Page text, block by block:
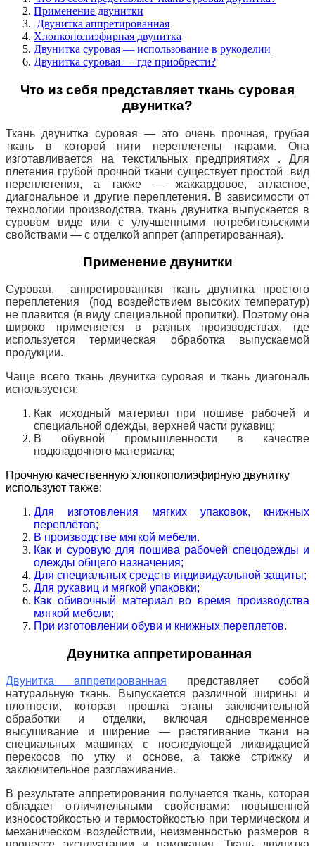
Применение двунитки
Двунитка аппретированная
Хлопкополиэфирная двунитка
Двунитка суровая — использование в рукоделии
Двунитка суровая — где приобрести?
Что из себя представляет ткань суровая
двунитка?
Ткань двунитка суровая — это очень прочная, грубая
ткань в которой нити переплетены парами. Она
изготавливается на текстильных предприятиях . Для
плетения грубой прочной ткани существует простой вид
переплетения, а также — жаккардовое, атласное,
диагональное и другие переплетения. В зависимости от
технологии производства, ткань двунитка выпускается в
суровом виде или с улучшенными потребительскими
свойствами — с отделкой аппрет (аппретированная).
Применение двунитки
Суровая, аппретированная ткань двунитка простого
переплетения (под воздействием высоких температур)
не плавится (в виду специальной пропитки). Поэтому она
широко применяется в разных производствах, где
используется термическая обработка выпускаемой
продукции.
Чаще всего ткань двунитка суровая и ткань диагональ
используется:
Как исходный материал при пошиве рабочей и
специальной одежды, верхней части рукавиц;
В обувной промышленности в качестве
подкладочного материала;
Прочную качественную хлопкополиэфирную двунитку
используют также:
Для изготовления мягких упаковок, книжных
переплётов;
В производстве мягкой мебели.
Как и суровую для пошива рабочей спецодежды и
одежды общего назначения;
Для специальных средств индивидуальной защиты;
Для рукавиц и мягкой упаковки;
Как обивочный материал во время производства
мягкой мебели;
При изготовлении обуви и книжных переплетов.
Двунитка аппретированная
Двунитка аппретированная представляет собой
натуральную ткань. Выпускается различной ширины и
плотности, которая прошла этапы заключительной
обработки и отделки, включая одновременное
высушивание и ширение — растягивание ткани на
специальных машинах с последующей ликвидацией
перекосов по утку и основе, а также стрижку и
заключительное разглаживание.
В результате аппретирования получается ткань, которая
обладает отличительными свойствами: повышенной
износостойкостью итермостойкостью при термическом и
механическом воздействии, неизменностью размеров в